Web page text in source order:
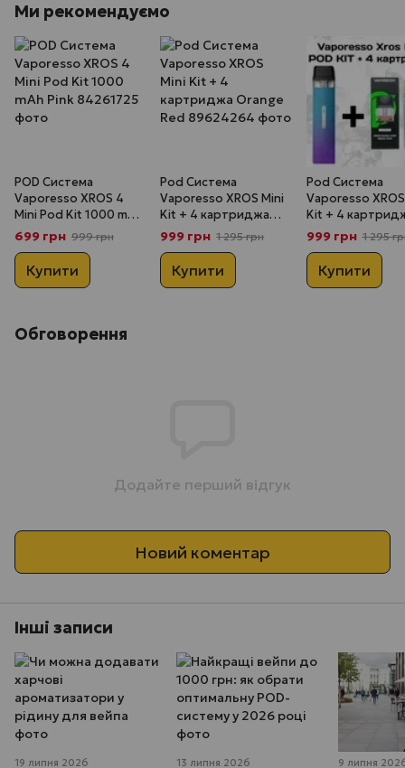
Ми рекомендуємо
POD Система
Vaporesso XROS 4
Mini Pod Kit 1000 mAh
Pink
699 грн 999 грн
Купити
Pod Система
Vaporesso XROS Mini
Kit + 4 картриджа
Orange Red
999 грн 1 295 грн
Купити
Pod Система
Vaporesso
Kit + 4
Grape Purple
999 грн 1 295
Купити
Обговорення
Додайте перший відгук
Новий коментар
Інші записи
19 липня 2026 13 липня 2026 9 липня